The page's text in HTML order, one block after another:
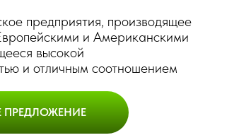
предприятия, производящее
и Американскими
высокой
и отличным соотношением
ПРЕДЛОЖЕНИЕ